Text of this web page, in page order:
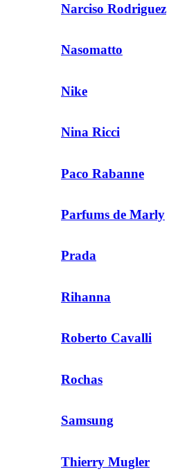
Narciso Rodriguez
Nasomatto
Nike
Nina Ricci
Paco Rabanne
Parfums de Marly
Prada
Rihanna
Roberto Cavalli
Rochas
Samsung
Thierry Mugler